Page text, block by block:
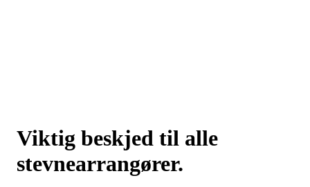
Viktig beskjed til alle
stevnearrangører.